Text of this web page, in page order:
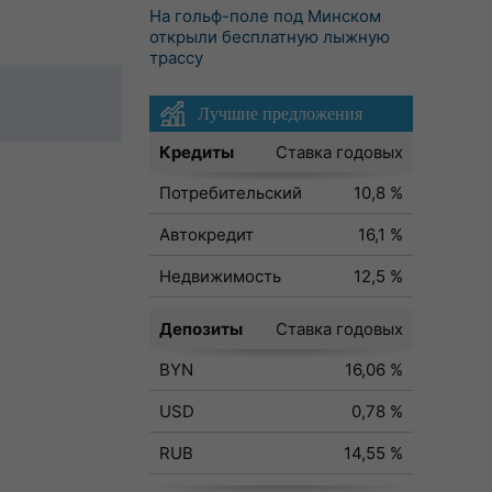
На гольф-поле под Минском
открыли бесплатную лыжную
трассу
Лучшие предложения
Кредиты
Ставка годовых
Потребительский
10,8 %
Автокредит
16,1 %
Недвижимость
12,5 %
Депозиты
Ставка годовых
BYN
16,06 %
USD
0,78 %
RUB
14,55 %